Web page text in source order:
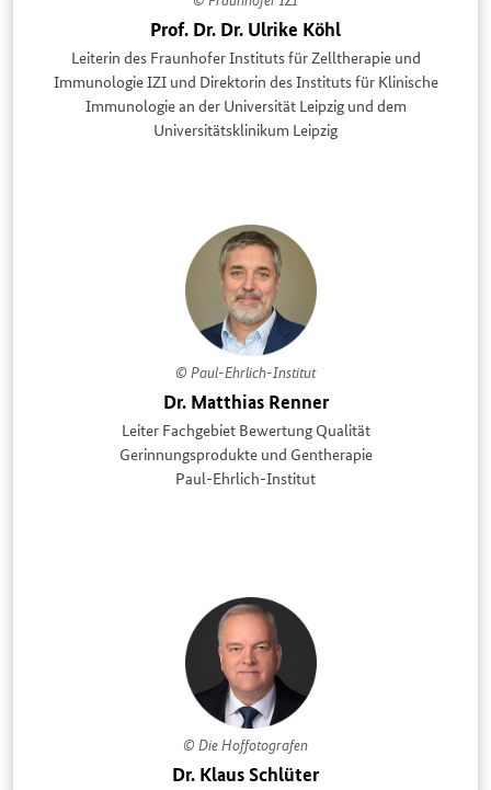
Prof. Dr. Dr. Ulrike Köhl
Leiterin des Fraunhofer Instituts für Zelltherapie und
Immunologie IZI und Direktorin des Instituts für Klinische
Immunologie an der Universität Leipzig und dem
Universitätsklinikum Leipzig
© Paul-Ehrlich-Institut
Dr. Matthias Renner
Leiter Fachgebiet Bewertung Qualität
Gerinnungsprodukte und Gentherapie
Paul-Ehrlich-Institut
© Die Hoffotografen
Dr. Klaus Schlüter